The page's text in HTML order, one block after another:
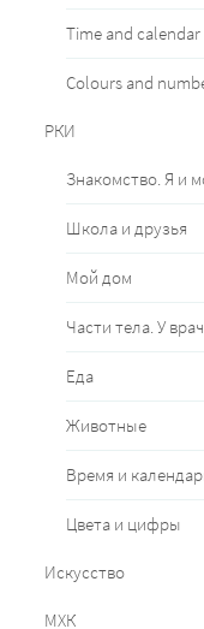
Time and calendar
Сolours and
РКИ
Знакомство. Я и
Школа и друзья
Мой дом
Части тела. У
Еда
Животные
Время и
Цвета и цифры
Искусство
МХК